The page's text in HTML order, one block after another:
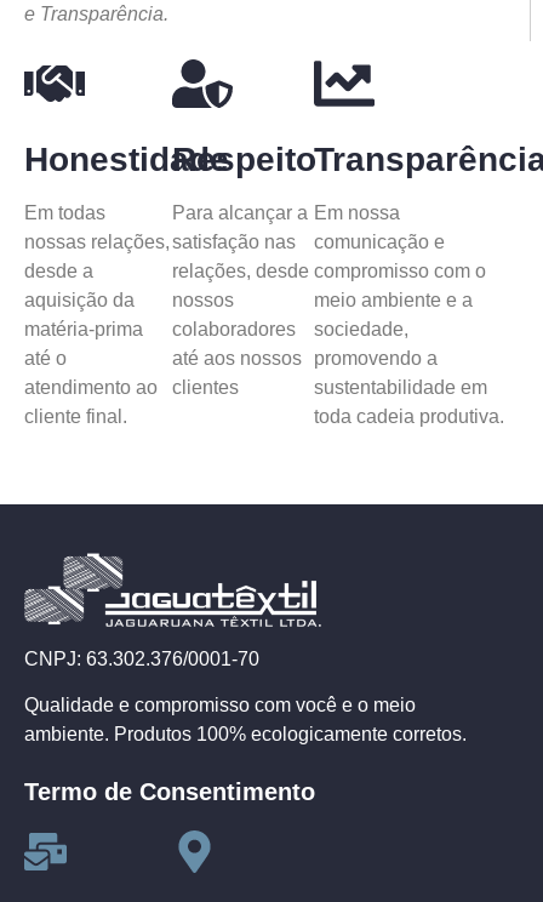
e Transparência.
Honestidade
Em todas
nossas relações,
desde a
aquisição da
matéria-prima
até o
atendimento ao
cliente final.
Respeito
Para alcançar a
satisfação nas
relações, desde
nossos
colaboradores
até aos nossos
clientes
Em nossa
comunicação e
compromisso com o
meio ambiente e a
sociedade,
promovendo a
sustentabilidade em
toda cadeia produtiva.
CNPJ: 63.302.376/0001-70
Qualidade e compromisso com você e o meio
ambiente. Produtos 100% ecologicamente corretos.
Termo de Consentimento